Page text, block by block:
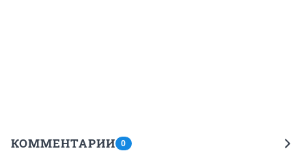
КОММЕНТАРИИ 0